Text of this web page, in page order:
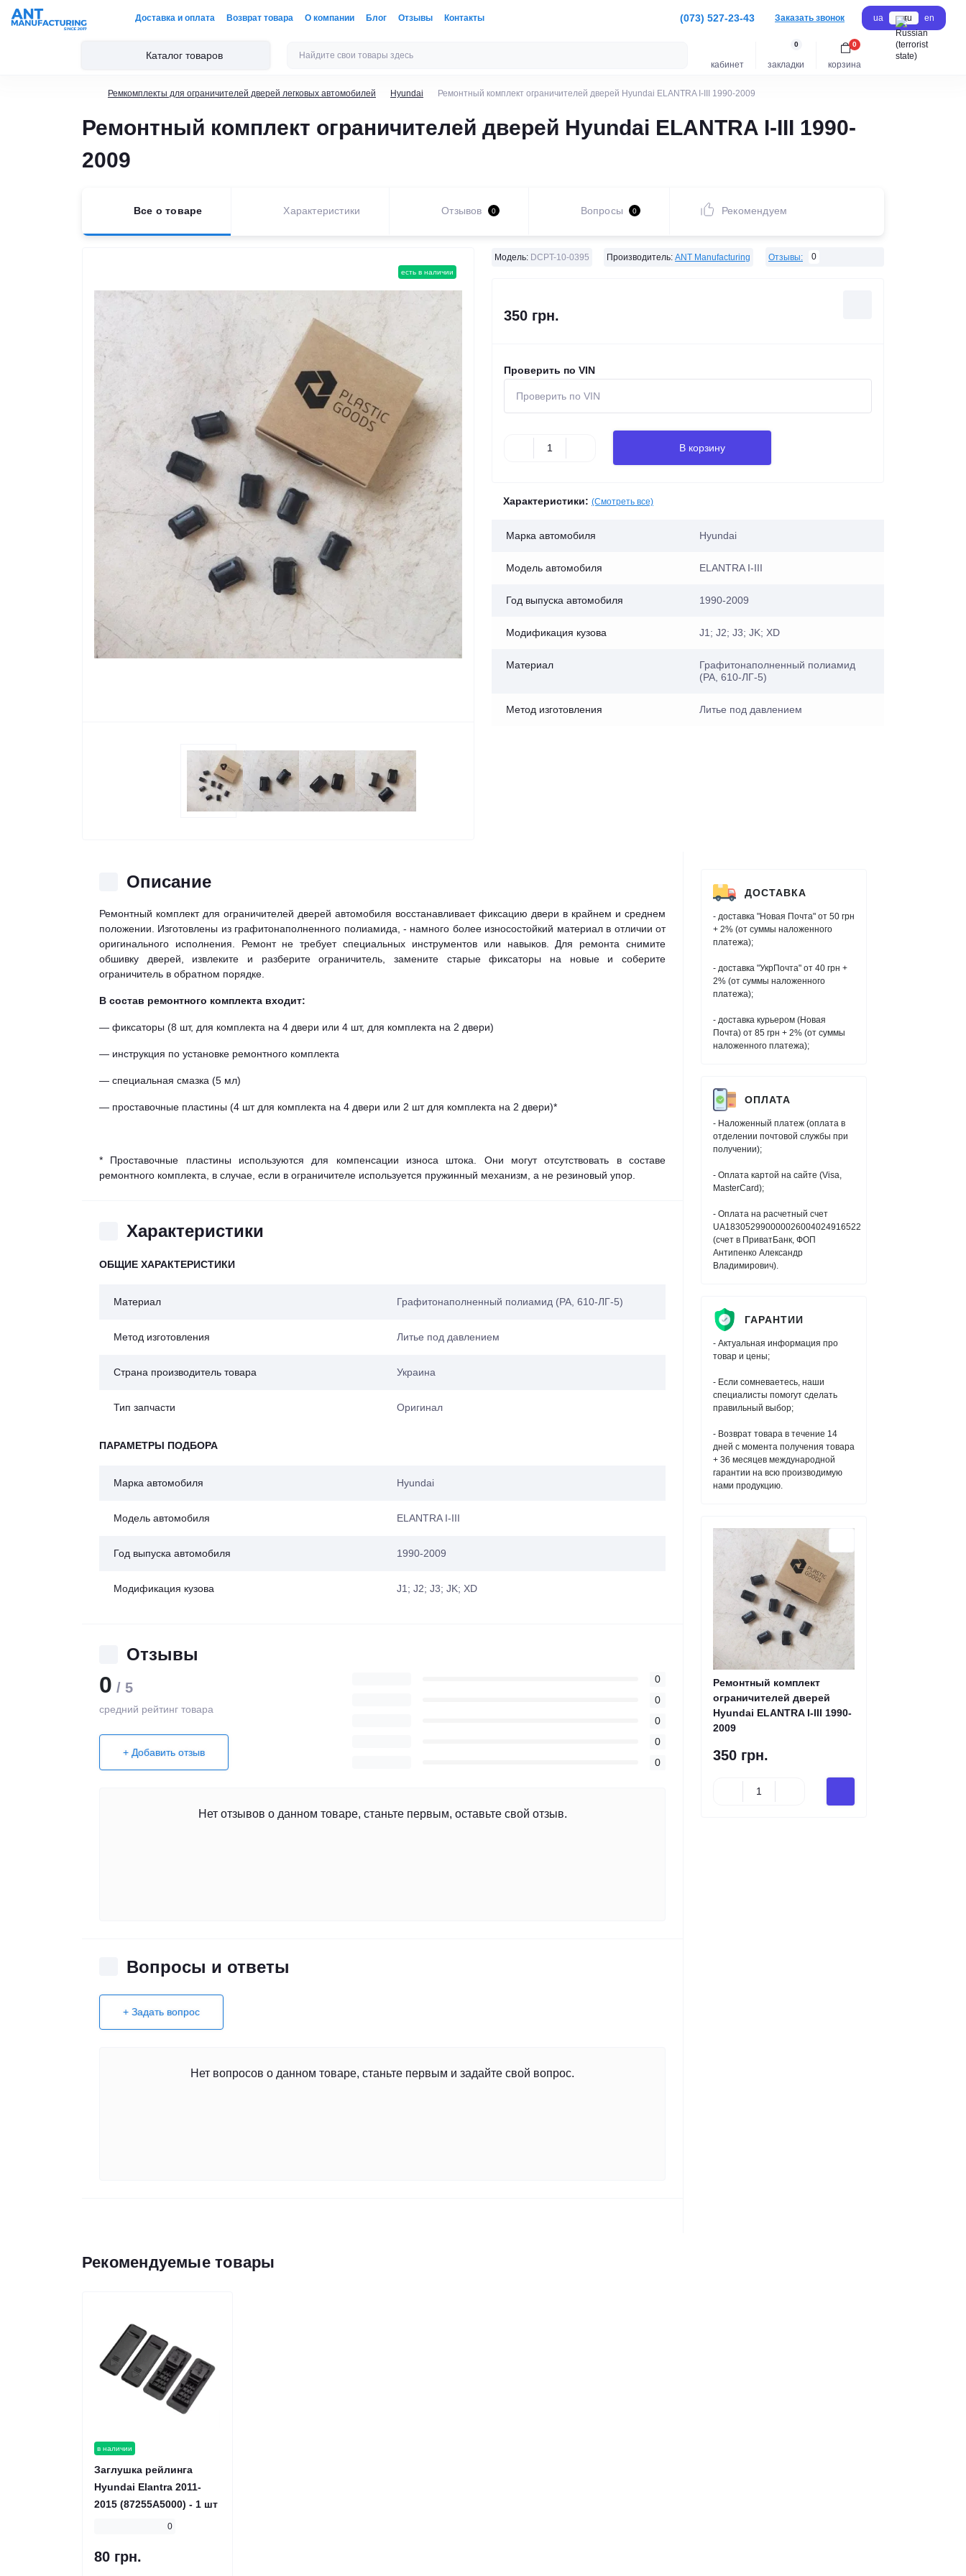
Доставка и оплата Возврат товара О компании Блог Отзывы Контакты (073) 527-23-43 Заказать звонок ua ru en
Каталог товаров
кабинет закладки
0
корзина
0
Ремкомплекты для ограничителей дверей легковых автомобилей Hyundai Ремонтный комплект ограничителей дверей Hyundai ELANTRA I-III 1990-2009
Ремонтный комплект ограничителей дверей Hyundai ELANTRA I-III 1990-
2009
Все о товаре Характеристики Отзывов 0 Вопросы 0 Рекомендуем
есть в наличии
Модель: DCPT-10-0395 Производитель: ANT Manufacturing Отзывы: 0
350 грн.
Проверить по VIN
В корзину
Характеристики: (Смотреть все)
Марка автомобиля Hyundai
Модель автомобиля ELANTRA I-III
Год выпуска автомобиля 1990-2009
Модификация кузова J1; J2; J3; JK; XD
Материал
Графитонаполненный полиамид
(PA, 610-ЛГ-5)
Метод изготовления Литье под давлением
Описание
Ремонтный комплект для ограничителей дверей автомобиля восстанавливает фиксацию двери в крайнем и среднем
положении. Изготовлены из графитонаполненного полиамида, - намного более износостойкий материал в отличии от
оригинального исполнения. Ремонт не требует специальных инструментов или навыков. Для ремонта снимите
обшивку дверей, извлеките и разберите ограничитель, замените старые фиксаторы на новые и соберите
ограничитель в обратном порядке.
В состав ремонтного комплекта входит:
— фиксаторы (8 шт, для комплекта на 4 двери или 4 шт, для комплекта на 2 двери)
— инструкция по установке ремонтного комплекта
— специальная смазка (5 мл)
— проставочные пластины (4 шт для комплекта на 4 двери или 2 шт для комплекта на 2 двери)*
* Проставочные пластины используются для компенсации износа штока. Они могут отсутствовать в составе
ремонтного комплекта, в случае, если в ограничителе используется пружинный механизм, а не резиновый упор.
Характеристики
ОБЩИЕ ХАРАКТЕРИСТИКИ
Материал Графитонаполненный полиамид (PA, 610-ЛГ-5)
Метод изготовления Литье под давлением
Страна производитель товара Украина
Тип запчасти Оригинал
ПАРАМЕТРЫ ПОДБОРА
Марка автомобиля Hyundai
Модель автомобиля ELANTRA I-III
Год выпуска автомобиля 1990-2009
Модификация кузова J1; J2; J3; JK; XD
Отзывы
0 / 5
средний рейтинг товара
+ Добавить отзыв
0
0
0
0
0
Нет отзывов о данном товаре, станьте первым, оставьте свой отзыв.
Вопросы и ответы
+ Задать вопрос
Нет вопросов о данном товаре, станьте первым и задайте свой вопрос.
ДОСТАВКА
- доставка "Новая Почта" от 50 грн
+ 2% (от суммы наложенного
платежа);
- доставка "УкрПочта" от 40 грн +
2% (от суммы наложенного
платежа);
- доставка курьером (Новая
Почта) от 85 грн + 2% (от суммы
наложенного платежа);
ОПЛАТА
- Наложенный платеж (оплата в
отделении почтовой службы при
получении);
- Оплата картой на сайте (Visa,
MasterCard);
- Оплата на расчетный счет
UA183052990000026004024916522
(счет в ПриватБанк, ФОП
Антипенко Александр
Владимирович).
ГАРАНТИИ
- Актуальная информация про
товар и цены;
- Если сомневаетесь, наши
специалисты помогут сделать
правильный выбор;
- Возврат товара в течение 14
дней с момента получения товара
+ 36 месяцев международной
гарантии на всю производимую
нами продукцию.
Ремонтный комплект
ограничителей дверей
Hyundai ELANTRA I-III 1990-
2009
350 грн.
Рекомендуемые товары
в наличии
Заглушка рейлинга
Hyundai Elantra 2011-
2015 (87255A5000) - 1 шт
0
80 грн.